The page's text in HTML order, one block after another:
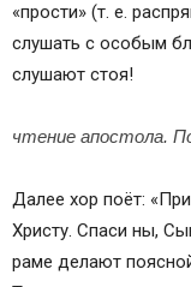
«прости» (т. е.
слушать с особым
слушают стоя!
чтение апостола.
Далее хор поёт:
Христу. Спаси ны,
раме делают